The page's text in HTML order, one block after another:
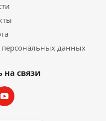
персональных данных
на связи